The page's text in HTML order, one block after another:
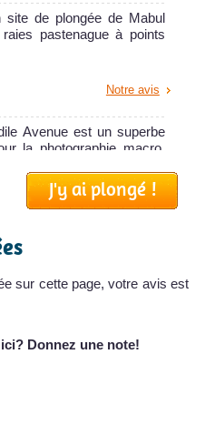
de plongée de Mabul
pastenague à points
Notre avis
Avenue est un superbe
la photographie macro.
Notre avis
est LE site de plongée
sous-marine macro
de Mabul. C'est un joli
J'y ai plongé !
sur cette page, votre avis est
Donnez une note!